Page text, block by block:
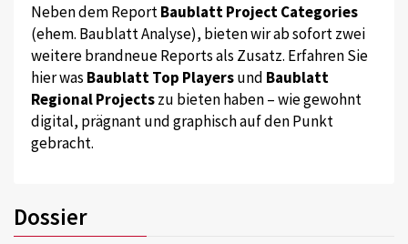
Neben dem ReportBaublatt Project Categories
(ehem. Baublatt Analyse), bieten wir ab sofort zwei
weitere brandneue Reports als Zusatz. Erfahren Sie
hier was Baublatt Top Playersund Baublatt
Regional Projectszu bieten haben – wie gewohnt
digital, prägnant und graphisch auf den Punkt
gebracht.
Dossier